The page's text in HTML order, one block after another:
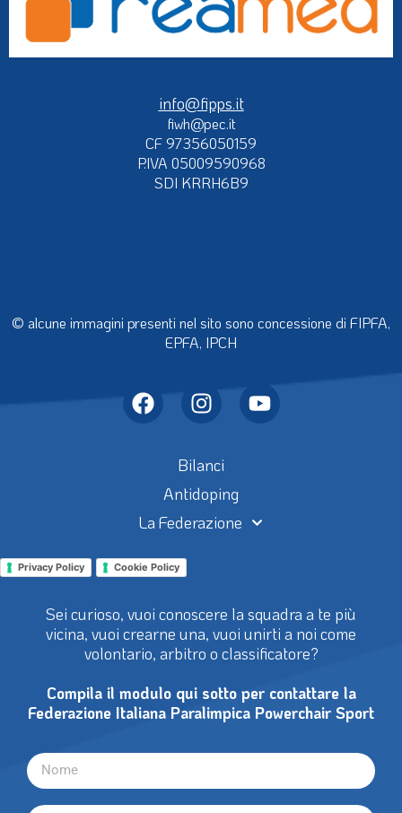
info@fipps.it
fiwh@pec.it
CF 97356050159
P.IVA 05009590968
SDI KRRH6B9
© alcune immagini presenti nel sito sono concessione di FIPFA,
EPFA, IPCH
Bilanci
Antidoping
La Federazione
Privacy Policy Cookie Policy
Sei curioso, vuoi conoscere la squadra a te più
vicina, vuoi crearne una, vuoi unirti a noi come
volontario, arbitro o classificatore?
Compila il modulo qui sotto per contattare la
Federazione Italiana Paralimpica Powerchair Sport